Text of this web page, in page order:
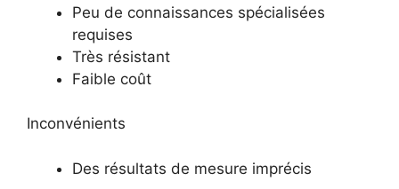
Peu de connaissances spécialisées
requises
Très résistant
Faible coût
Inconvénients
Des résultats de mesure imprécis